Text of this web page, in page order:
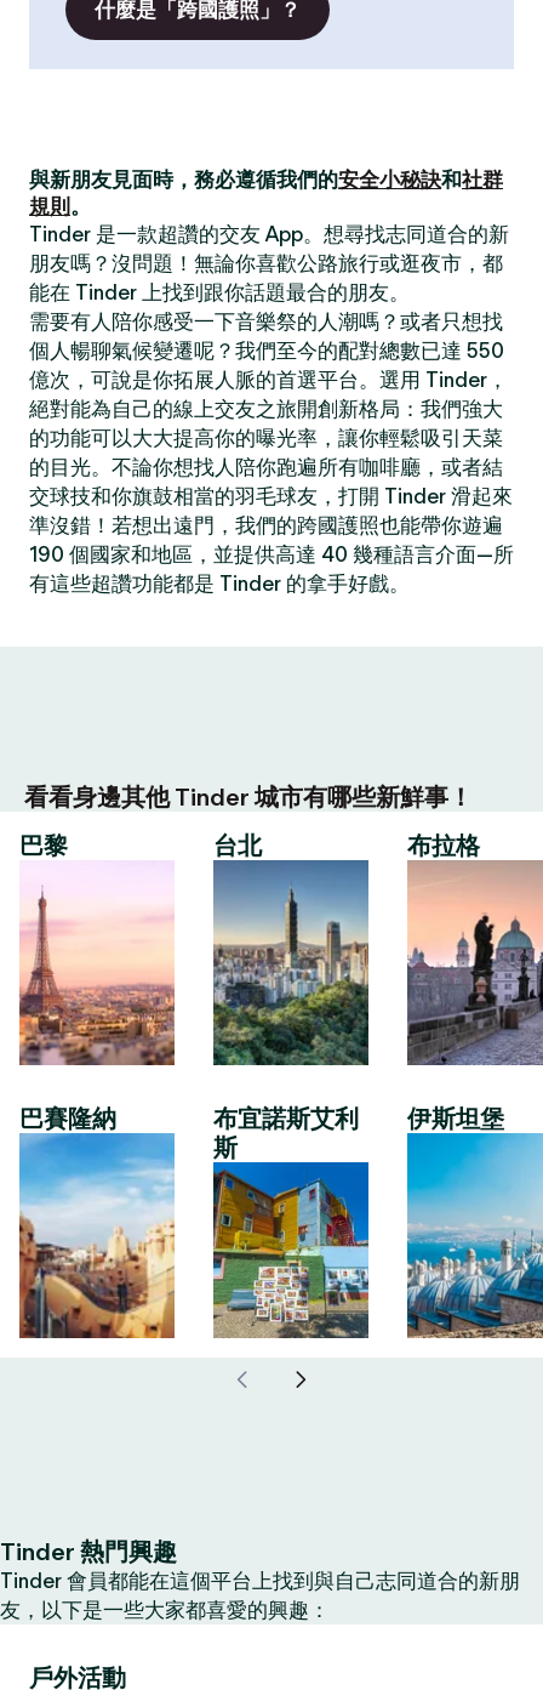
什麼是「跨國護照」？
與新朋友見面時，務必遵循我們的安全小秘訣和社群
規則 。
Tinder 是一款超讚的交友 App。想尋找志同道合的新
朋友嗎？沒問題！無論你喜歡公路旅行或逛夜市，都
能在 Tinder 上找到跟你話題最合的朋友。
需要有人陪你感受一下音樂祭的人潮嗎？或者只想找
個人暢聊氣候變遷呢？我們至今的配對總數已達 550
億次，可說是你拓展人脈的首選平台。選用 Tinder，
絕對能為自己的線上交友之旅開創新格局：我們強大
的功能可以大大提高你的曝光率，讓你輕鬆吸引天菜
的目光。不論你想找人陪你跑遍所有咖啡廳，或者結
交球技和你旗鼓相當的羽毛球友，打開 Tinder 滑起來
準沒錯！若想出遠門，我們的跨國護照也能帶你遊遍
190 個國家和地區，並提供高達 40 幾種語言介面—所
有這些超讚功能都是 Tinder 的拿手好戲。
看看身邊其他 Tinder 城市有哪些新鮮事！
巴黎
巴賽隆納
台北
布宜諾斯艾利
斯
布拉格
伊斯坦堡
Tinder 熱門興趣
Tinder 會員都能在這個平台上找到與自己志同道合的新朋
友，以下是一些大家都喜愛的興趣：
戶外活動